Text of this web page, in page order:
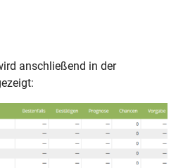
anschließend in der